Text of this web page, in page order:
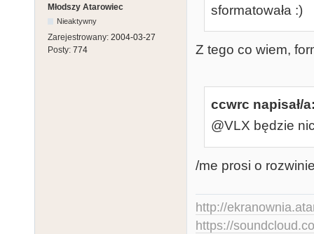
Młodszy Atarowiec
Nieaktywny
Zarejestrowany: 2004-03-27
Posty: 774
sformatowała :)
Z tego co wiem,
ccwrc napisał/
@VLX będzie
/me prosi o
http://
https://